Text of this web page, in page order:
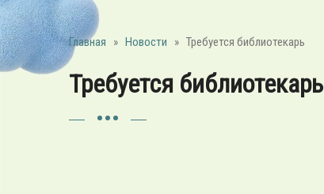
Главная » Новости » Требуется библиотекарь
Требуется библиотекарь